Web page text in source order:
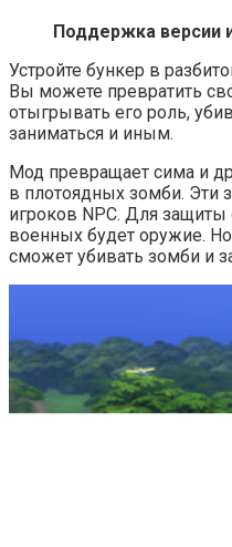
Поддержка версии
Устройте бункер в
Вы можете превратить
отыгрывать его роль,
заниматься и иным.
Мод превращает сима и
в плотоядных зомби. Эти
игроков NPC. Для
военных будет оружие.
сможет убивать зомби и